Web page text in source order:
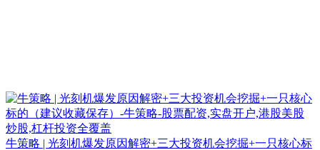
牛策略 | 光刻机爆发原因解密+三大投资机会挖掘+一只核心标